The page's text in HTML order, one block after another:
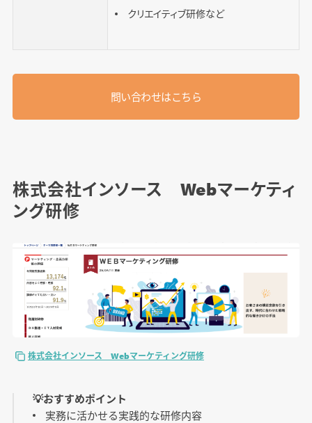
クリエイティブ研修など
問い合わせはこちら
株式会社インソース Webマーケティ
ング研修
株式会社インソース Webマーケティング研修
💡おすすめポイント
実務に活かせる実践的な研修内容